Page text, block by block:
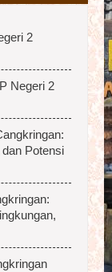
2
Negeri 2
Potensi